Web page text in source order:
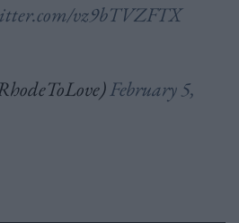
vz9bTVZFTX
February 5,